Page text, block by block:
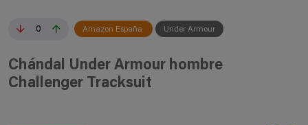
0 Amazon España Under Armour
Chándal Under Armour hombre
Challenger Tracksuit